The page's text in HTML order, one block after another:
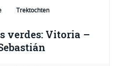
Trektochten
verdes: Vitoria –